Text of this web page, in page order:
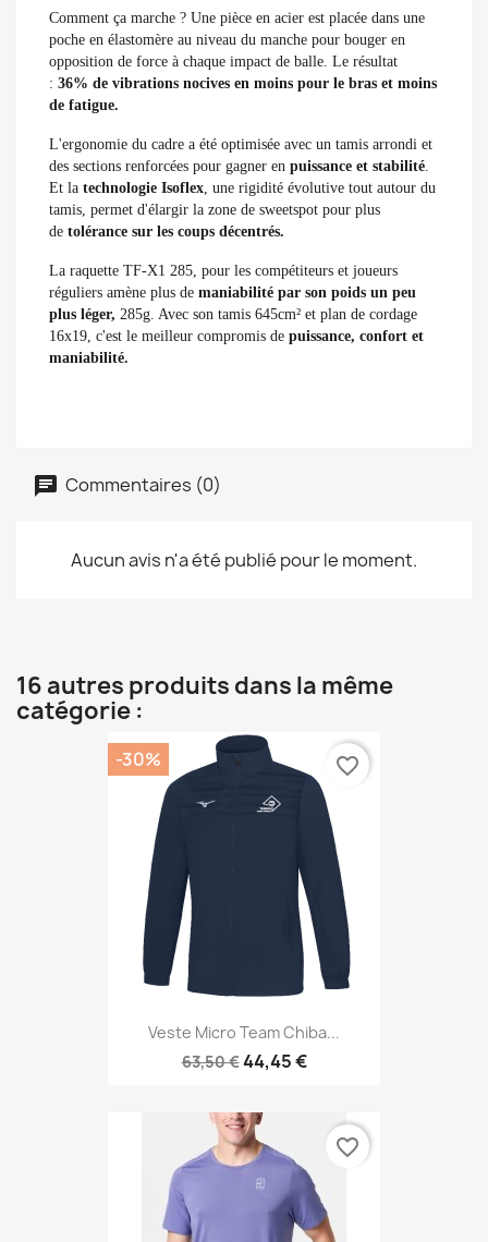
Comment ça marche ? Une pièce en acier est placée dans une
poche en élastomère au niveau du manche pour bouger en
opposition de force à chaque impact de balle. Le résultat
: 36% de vibrations nocives en moins pour le bras et moins
de fatigue.
L'ergonomie du cadre a été optimisée avec un tamis arrondi et
des sections renforcées pour gagner en puissance et stabilité.
Et la technologie Isoflex, une rigidité évolutive tout autour du
tamis, permet d'élargir la zone de sweetspot pour plus
de tolérance sur les coups décentrés.
La raquette TF-X1 285, pour les compétiteurs et joueurs
réguliers amène plus de maniabilité par son poids un peu
plus léger, 285g. Avec son tamis 645cm² et plan de cordage
16x19, c'est le meilleur compromis de puissance, confort et
maniabilité.
Commentaires (0)
Aucun avis n'a été publié pour le moment.
16 autres produits dans la même
catégorie :
Veste Micro Team Chiba...
63,50 €44,45 €
-30% favorite_border
favorite_border